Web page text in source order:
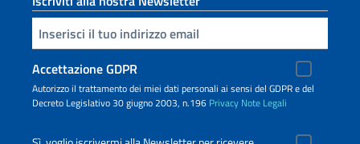
Inserisci la tua email
Accettazione GDPR
Autorizzo il trattamento dei miei dati personali ai sensi del GDPR e del
Decreto Legislativo 30 giugno 2003, n.196 Privacy Note Legali